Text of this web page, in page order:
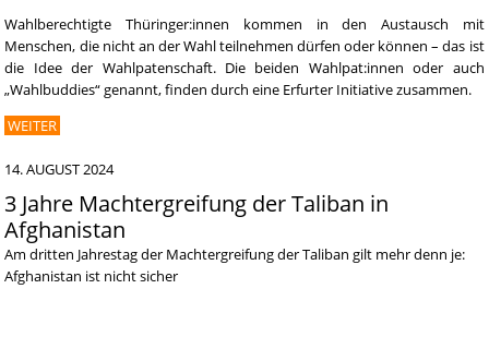
Wahlberechtigte Thüringer:innen kommen in den Austausch mit
Menschen, die nicht an der Wahl teilnehmen dürfen oder können – das ist
die Idee der Wahlpatenschaft. Die beiden Wahlpat:innen oder auch
„Wahlbuddies“ genannt, finden durch eine Erfurter Initiative zusammen.
WEITER
14. AUGUST 2024
3 Jahre Machtergreifung der Taliban in
Afghanistan
Am dritten Jahrestag der Machtergreifung der Taliban gilt mehr denn je:
Afghanistan ist nicht sicher